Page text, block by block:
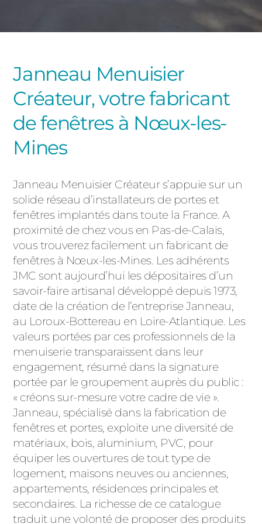
Janneau Menuisier
Créateur, votre fabricant
de fenêtres à Nœux-les-
Mines
Janneau Menuisier Créateur s’appuie sur un
solide réseau d’installateurs de portes et
fenêtres implantés dans toute la France. A
proximité de chez vous en Pas-de-Calais,
vous trouverez facilement un fabricant de
fenêtres à Nœux-les-Mines. Les adhérents
JMC sont aujourd’hui les dépositaires d’un
savoir-faire artisanal développé depuis 1973,
date de la création de l’entreprise Janneau,
au Loroux-Bottereau en Loire-Atlantique. Les
valeurs portées par ces professionnels de la
menuiserie transparaissent dans leur
engagement, résumé dans la signature
portée par le groupement auprès du public :
« créons sur-mesure votre cadre de vie ».
Janneau, spécialisé dans la fabrication de
fenêtres et portes, exploite une diversité de
matériaux, bois, aluminium, PVC, pour
équiper les ouvertures de tout type de
logement, maisons neuves ou anciennes,
appartements, résidences principales et
secondaires. La richesse de ce catalogue
traduit une volonté de proposer des produits
ALUMINIUM
ACIER
CLÔTURES